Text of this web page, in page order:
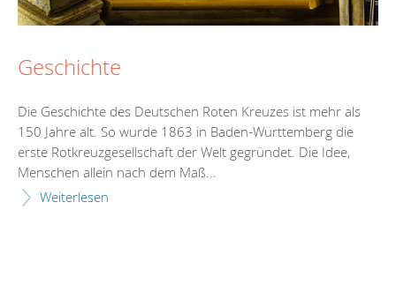
Geschichte
Die Geschichte des Deutschen Roten Kreuzes ist mehr als
150 Jahre alt. So wurde 1863 in Baden-Württemberg die
erste Rotkreuzgesellschaft der Welt gegründet. Die Idee,
Menschen allein nach dem Maß...
Weiterlesen